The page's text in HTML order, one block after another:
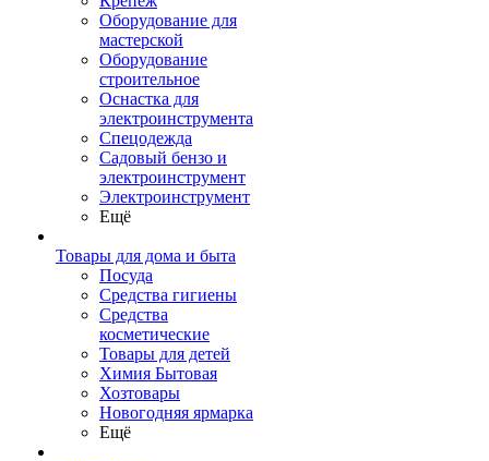
Оборудование для
мастерской
Оборудование
строительное
Оснастка для
электроинструмента
Спецодежда
Садовый бензо и
электроинструмент
Электроинструмент
Ещё
Товары для дома и быта
Посуда
Средства гигиены
Средства
косметические
Товары для детей
Химия Бытовая
Хозтовары
Новогодняя ярмарка
Ещё